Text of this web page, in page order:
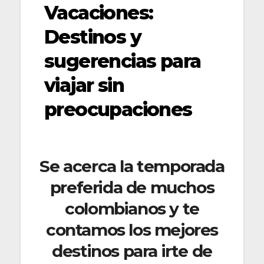
Vacaciones:
Destinos y
sugerencias para
viajar sin
preocupaciones
Se acerca la temporada
preferida de muchos
colombianos y te
contamos los mejores
destinos para irte de